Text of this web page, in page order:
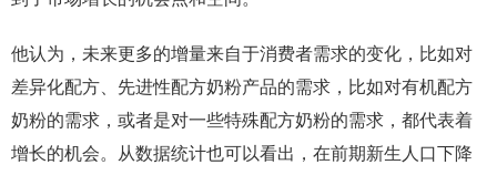
他认为，未来更多的增量来自于消费者需求的变化，比如对
差异化配方、先进性配方奶粉产品的需求，比如对有机配方
奶粉的需求，或者是对一些特殊配方奶粉的需求，都代表着
增长的机会。从数据统计也可以看出，在前期新生人口下降